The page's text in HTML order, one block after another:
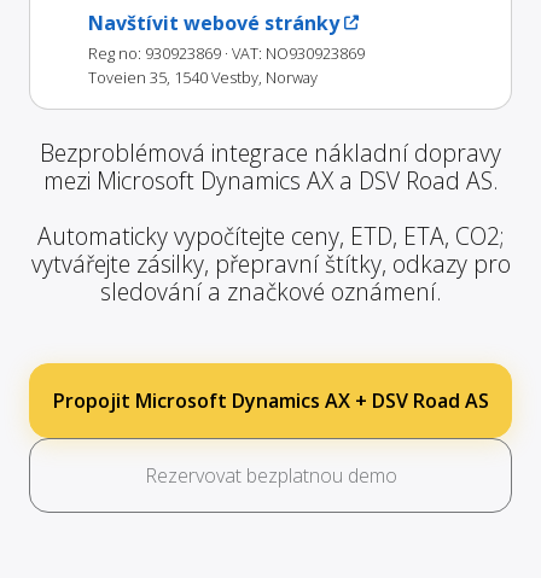
Navštívit webové stránky
Reg no: 930923869 · VAT: NO930923869
Toveien 35, 1540 Vestby, Norway
Bezproblémová integrace nákladní dopravy
mezi Microsoft Dynamics AX a DSV Road AS.
Automaticky vypočítejte ceny, ETD, ETA, CO2;
vytvářejte zásilky, přepravní štítky, odkazy pro
sledování a značkové oznámení.
Propojit Microsoft Dynamics AX + DSV Road AS
Rezervovat bezplatnou demo